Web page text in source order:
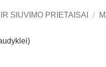
SIUVIMO PRIETAISAI /